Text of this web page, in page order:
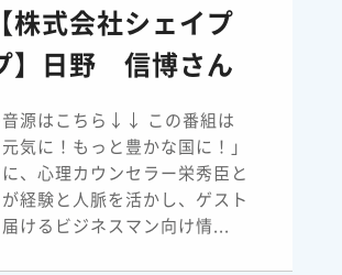
株式会社シェイプ
】日野 信博さん
音源はこちら↓↓ この番組は
元気に！もっと豊かな国に！」
、心理カウンセラー栄秀臣と
経験と人脈を活かし、ゲスト
けるビジネスマン向け情...